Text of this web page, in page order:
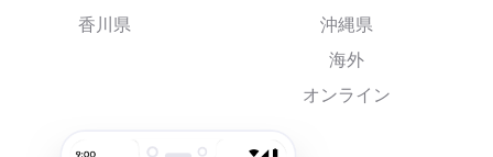
香川県
沖縄県
海外
オンライン